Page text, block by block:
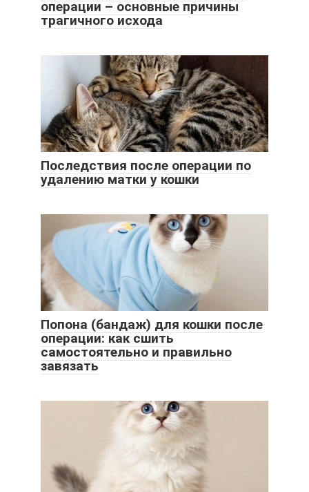
операции – основные причины
трагичного исхода
Последствия после операции по
удалению матки у кошки
Попона (бандаж) для кошки после
операции: как сшить
самостоятельно и правильно
завязать